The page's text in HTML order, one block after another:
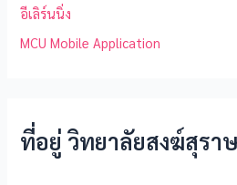
อีเลิร์นนิ่ง
MCU Mobile Application
ที่อยู่ วิทยาลัยสงฆ์สุรา